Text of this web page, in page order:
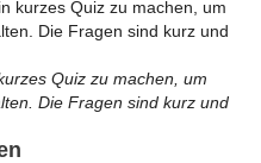
Quiz zu machen, um
Die Fragen sind kurz und